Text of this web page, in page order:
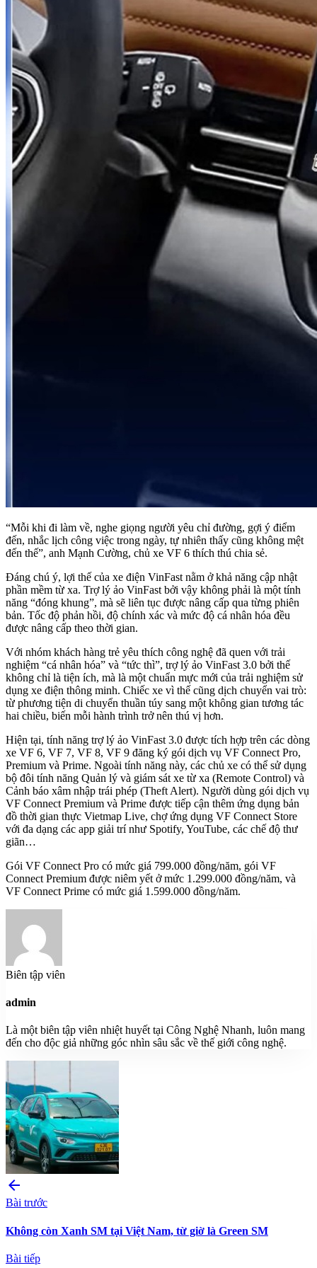
“Mỗi khi đi làm về, nghe giọng người yêu chỉ đường, gợi ý điểm
đến, nhắc lịch công việc trong ngày, tự nhiên thấy cũng không mệt
đến thế”, anh Mạnh Cường, chủ xe VF 6 thích thú chia sẻ.
Đáng chú ý, lợi thế của xe điện VinFast nằm ở khả năng cập nhật
phần mềm từ xa. Trợ lý ảo VinFast bởi vậy không phải là một tính
năng “đóng khung”, mà sẽ liên tục được nâng cấp qua từng phiên
bản. Tốc độ phản hồi, độ chính xác và mức độ cá nhân hóa đều
được nâng cấp theo thời gian.
Với nhóm khách hàng trẻ yêu thích công nghệ đã quen với trải
nghiệm “cá nhân hóa” và “tức thì”, trợ lý ảo VinFast 3.0 bởi thế
không chỉ là tiện ích, mà là một chuẩn mực mới của trải nghiệm sử
dụng xe điện thông minh. Chiếc xe vì thế cũng dịch chuyển vai trò:
từ phương tiện di chuyển thuần túy sang một không gian tương tác
hai chiều, biến mỗi hành trình trở nên thú vị hơn.
Hiện tại, tính năng trợ lý ảo VinFast 3.0 được tích hợp trên các dòng
xe VF 6, VF 7, VF 8, VF 9 đăng ký gói dịch vụ VF Connect Pro,
Premium và Prime. Ngoài tính năng này, các chủ xe có thể sử dụng
bộ đôi tính năng Quản lý và giám sát xe từ xa (Remote Control) và
Cảnh báo xâm nhập trái phép (Theft Alert). Người dùng gói dịch vụ
VF Connect Premium và Prime được tiếp cận thêm ứng dụng bản
đồ thời gian thực Vietmap Live, chợ ứng dụng VF Connect Store
với đa dạng các app giải trí như Spotify, YouTube, các chế độ thư
giãn…
Gói VF Connect Pro có mức giá 799.000 đồng/năm, gói VF
Connect Premium được niêm yết ở mức 1.299.000 đồng/năm, và
VF Connect Prime có mức giá 1.599.000 đồng/năm.
Biên tập viên
admin
Là một biên tập viên nhiệt huyết tại Công Nghệ Nhanh, luôn mang
đến cho độc giả những góc nhìn sâu sắc về thế giới công nghệ.
arrow_back
Bài trước
Không còn Xanh SM tại Việt Nam, từ giờ là Green SM
Bài tiếp